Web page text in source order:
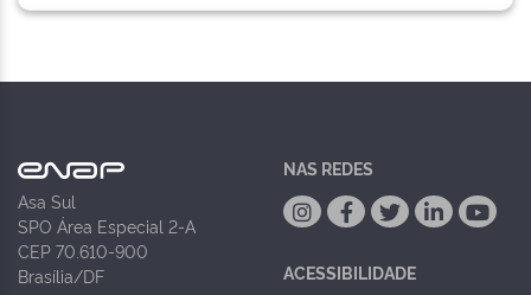
Asa Sul
SPO Área Especial 2-A
CEP 70.610-900
Brasília/DF
NAS REDES
ACESSIBILIDADE